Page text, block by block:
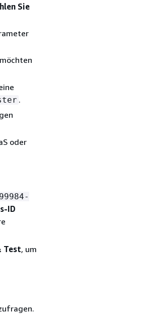
Sie
.
oder
ID
Test, um